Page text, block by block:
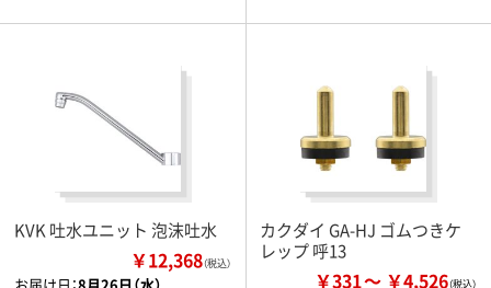
KVK 吐水ユニット 泡沫吐水
￥12,368（税込）
カクダイ GA-HJ ゴムつきケ
レップ 呼13
￥331 ￥4,526